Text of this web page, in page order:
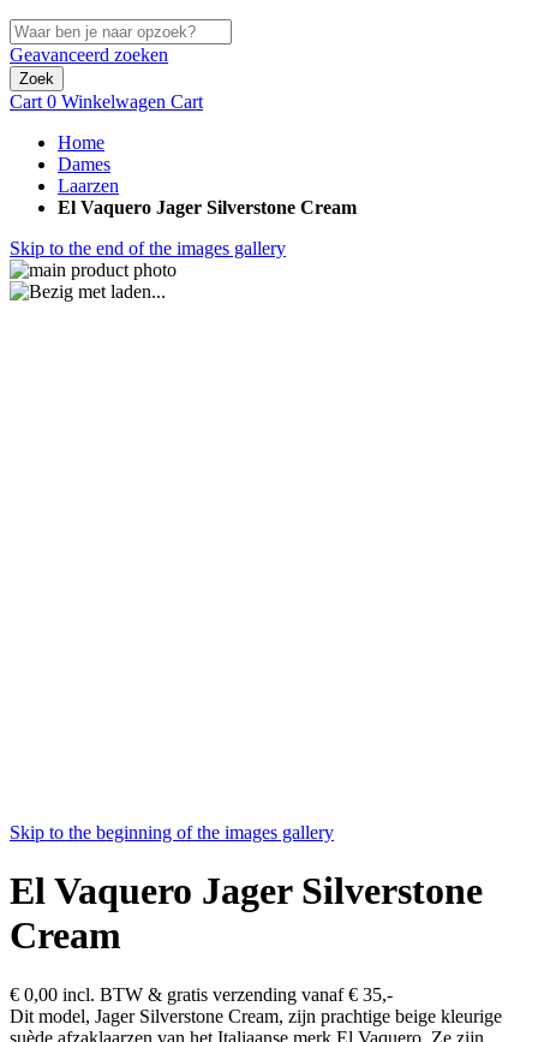
Geavanceerd zoeken
Zoek
Cart 0 Winkelwagen Cart
Home
Dames
Laarzen
El Vaquero Jager Silverstone Cream
Skip to the end of the images gallery
Skip to the beginning of the images gallery
El Vaquero Jager Silverstone
Cream
€ 0,00 incl. BTW & gratis verzending vanaf € 35,-
Dit model, Jager Silverstone Cream, zijn prachtige beige kleurige
suède afzaklaarzen van het Italiaanse merk El Vaquero. Ze zijn